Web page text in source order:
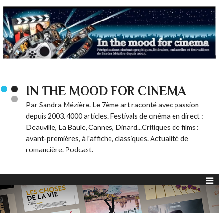
IN THE MOOD FOR CINEMA
Par Sandra Mézière. Le 7ème art raconté avec passion
depuis 2003. 4000 articles. Festivals de cinéma en direct :
Deauville, La Baule, Cannes, Dinard...Critiques de films :
avant-premières, à l'affiche, classiques. Actualité de
romancière. Podcast.